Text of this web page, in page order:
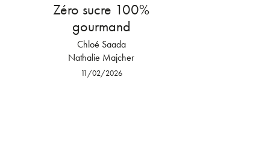
Zéro sucre 100%
gourmand
Chloé Saada
Nathalie Majcher
11/02/2026